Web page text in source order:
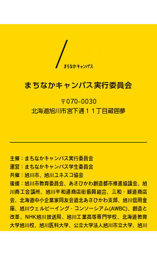
まちなかキャンパス実行委員会
〒070-0030
​北海道旭川市宮下通１１丁目蔵囲夢
主催：まちなかキャンパス実行委員会
運営：まちなかキャンパス学生委員会
共催：旭川市、旭川ユネスコ協会
後援：旭川市教育委員会、あさひかわ創造都市推進協議会、旭
川商工会議所、旭川平和通商店街振興組合、三和・緑道商店
会、北海道中小企業家同友会道北あさひかわ支部、旭川信用金
庫、旭川ウェルビーイング・コンソーシアム(AWBC)、創造と
改革、NHK旭川放送局、旭川工業高等専門学校、北海道教育
大学旭川校、旭川医科大学、公立大学法人旭川市立大学、旭川